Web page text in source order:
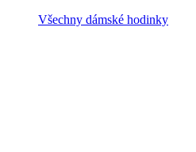
Všechny dámské hodinky